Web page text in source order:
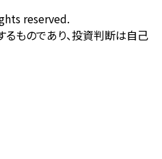
reserved.
ものであり、投資判断は自己